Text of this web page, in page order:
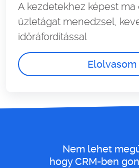
A kezdetekhez képest
üzletágat menedzsel,
időráfordítással
Elolvasom
Nem lehet
hogy CRM-ben